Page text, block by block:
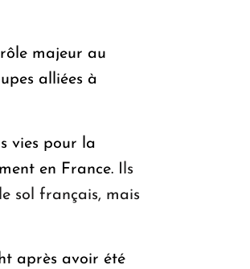
majeur au
alliées à
vies pour la
en France. Ils
sol français, mais
après avoir été